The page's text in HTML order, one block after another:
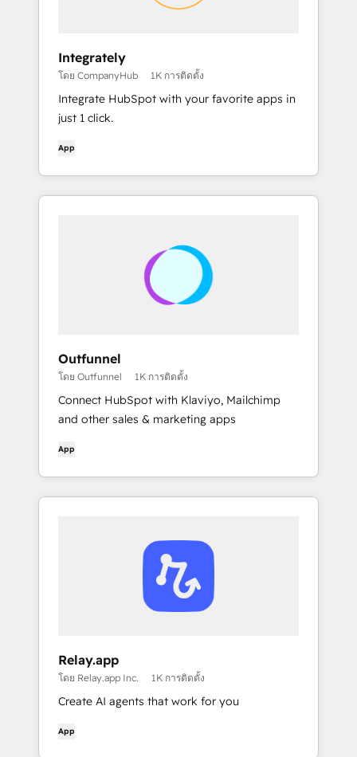
Integrately
โดย CompanyHub 1K การติดตั้ง
Integrate HubSpot with your favorite apps in
just 1 click.
App
Outfunnel
โดย Outfunnel 1K การติดตั้ง
Connect HubSpot with Klaviyo, Mailchimp
and other sales & marketing apps
App
Relay.app
โดย Relay.app Inc. 1K การติดตั้ง
Create AI agents that work for you
App